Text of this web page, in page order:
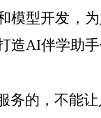
模型开发，
造AI伴学助
务的，不能